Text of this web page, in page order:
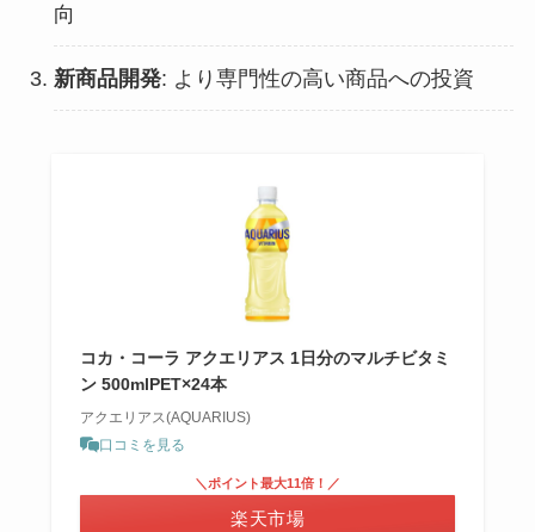
向
新商品開発: より専門性の高い商品への投資
コカ・コーラ アクエリアス 1日分のマルチビタミ
ン 500mlPET×24本
アクエリアス(AQUARIUS)
口コミを見る
＼ポイント最大11倍！／
楽天市場